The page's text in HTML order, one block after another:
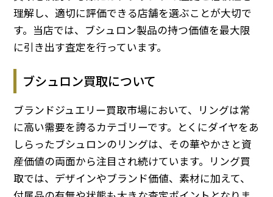
理解し、適切に評価できる店舗を選ぶことが大切で
す。当店では、ブシュロン製品の持つ価値を最大限
に引き出す査定を行っています。
ブシュロン買取について
ブランドジュエリー買取市場において、リングは常
に高い需要を誇るカテゴリーです。とくにダイヤをあ
しらったブシュロンのリングは、その華やかさと資
産価値の両面から注目され続けています。リング買
取では、デザインやブランド価値、素材に加えて、